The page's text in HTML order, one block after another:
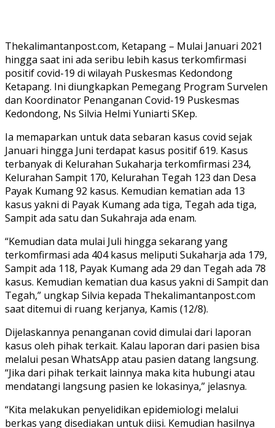
Thekalimantanpost.com, Ketapang – Mulai Januari 2021
hingga saat ini ada seribu lebih kasus terkomfirmasi
positif covid-19 di wilayah Puskesmas Kedondong
Ketapang. Ini diungkapkan Pemegang Program Survelen
dan Koordinator Penanganan Covid-19 Puskesmas
Kedondong, Ns Silvia Helmi Yuniarti SKep.
Ia memaparkan untuk data sebaran kasus covid sejak
Januari hingga Juni terdapat kasus positif 619. Kasus
terbanyak di Kelurahan Sukaharja terkomfirmasi 234,
Kelurahan Sampit 170, Kelurahan Tegah 123 dan Desa
Payak Kumang 92 kasus. Kemudian kematian ada 13
kasus yakni di Payak Kumang ada tiga, Tegah ada tiga,
Sampit ada satu dan Sukahraja ada enam.
“Kemudian data mulai Juli hingga sekarang yang
terkomfirmasi ada 404 kasus meliputi Sukaharja ada 179,
Sampit ada 118, Payak Kumang ada 29 dan Tegah ada 78
kasus. Kemudian kematian dua kasus yakni di Sampit dan
Tegah,” ungkap Silvia kepada Thekalimantanpost.com
saat ditemui di ruang kerjanya, Kamis (12/8).
Dijelaskannya penanganan covid dimulai dari laporan
kasus oleh pihak terkait. Kalau laporan dari pasien bisa
melalui pesan WhatsApp atau pasien datang langsung.
“Jika dari pihak terkait lainnya maka kita hubungi atau
mendatangi langsung pasien ke lokasinya,” jelasnya.
“Kita melakukan penyelidikan epidemiologi melalui
berkas yang disediakan untuk diisi. Kemudian hasilnya